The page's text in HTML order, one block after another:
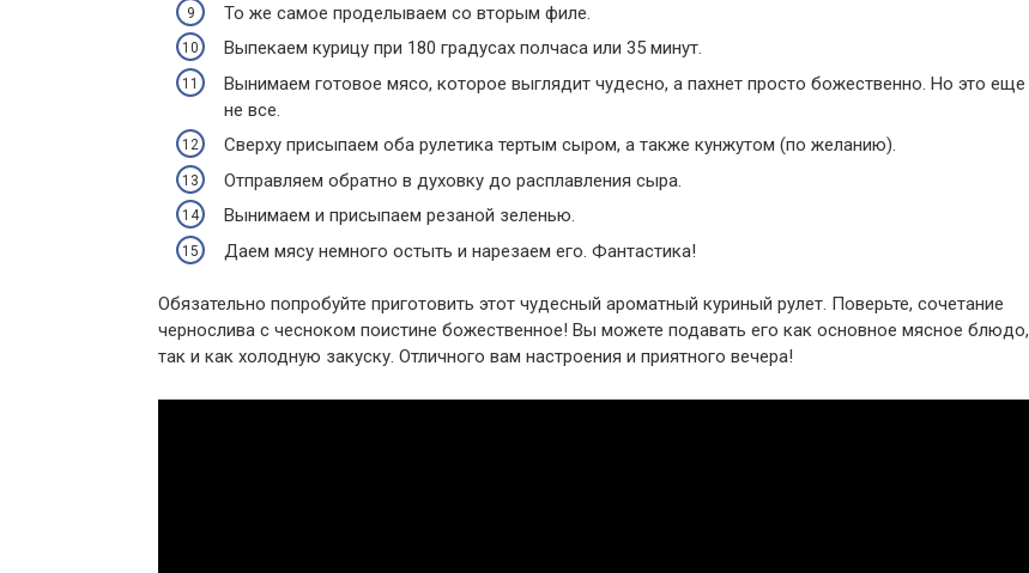
То же самое проделываем со вторым филе.
Выпекаем курицу при 180 градусах полчаса или 35 минут.
Вынимаем готовое мясо, которое выглядит чудесно, а пахнет просто божественно. Но это еще
не все.
Сверху присыпаем оба рулетика тертым сыром, а также кунжутом (по желанию).
Отправляем обратно в духовку до расплавления сыра.
Вынимаем и присыпаем резаной зеленью.
Даем мясу немного остыть и нарезаем его. Фантастика!
Обязательно попробуйте приготовить этот чудесный ароматный куриный рулет. Поверьте, сочетание
чернослива с чесноком поистине божественное! Вы можете подавать его как основное мясное блюдо,
так и как холодную закуску. Отличного вам настроения и приятного вечера!